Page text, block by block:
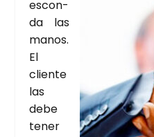
escon­
da las
manos.
El
clien­te
las
debe
tener